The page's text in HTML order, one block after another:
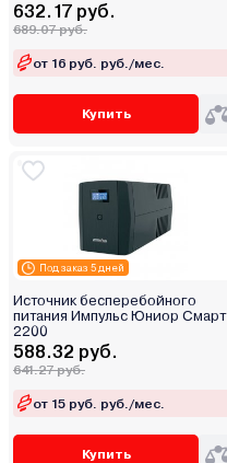
632.17 руб.
689.07 руб.
от 16 руб. руб./мес.
Купить
Под заказ 5 дней
Источник бесперебойного
питания Импульс Юниор Смарт
2200
588.32 руб.
641.27 руб.
от 15 руб. руб./мес.
Купить